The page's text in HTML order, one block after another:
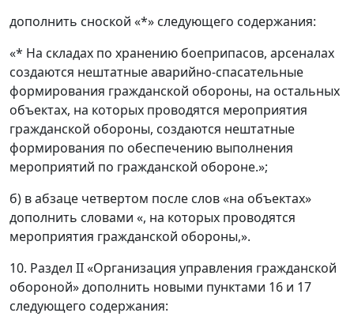
дополнить сноской «*» следующего содержания:
«* На складах по хранению боеприпасов, арсеналах
создаются нештатные аварийно-спасательные
формирования гражданской обороны, на остальных
объектах, на которых проводятся мероприятия
гражданской обороны, создаются нештатные
формирования по обеспечению выполнения
мероприятий по гражданской обороне.»;
б) в абзаце четвертом после слов «на объектах»
дополнить словами «, на которых проводятся
мероприятия гражданской обороны,».
10. Раздел II «Организация управления гражданской
обороной» дополнить новыми пунктами 16 и 17
следующего содержания: